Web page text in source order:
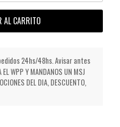
AL CARRITO
24hs/48hs. Avisar antes
WPP Y MANDANOS UN MSJ
DEL DIA, DESCUENTO,